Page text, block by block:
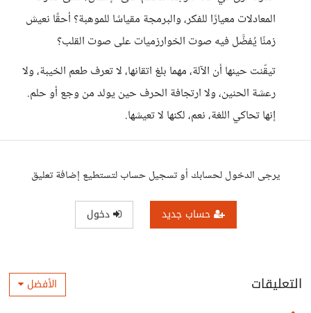
المعادلات معيارًا للفكر، والبرمجة مقياسًا للموهبة؟ أحقًا نعيش
زمنًا يُفضَّل فيه صوت الخوارزميات على صوت القلب؟
تيقّنت حينها أن الآلة، مهما بلغ اتقانها، لا تعرف طعم الخيبة، ولا
رعشة الحنين، ولا ارتجافة الحرف حين يولد من وجع أو حلم.
إنها تحاكي اللغة، نعم، لكنها لا تعيشها.
يرجى الدخول لحسابك أو تسجيل حساب لتستطيع إضافة تعليق
حساب جديد دخول
التعليقات الأفضل